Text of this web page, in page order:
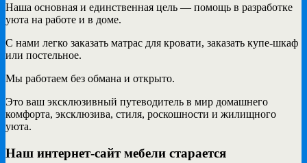
Наша основная и единственная цель — помощь в разработке
уюта на работе и в доме.
С нами легко заказать матрас для кровати, заказать купе-шкаф
или постельное.
Мы работаем без обмана и открыто.
Это ваш эксклюзивный путеводитель в мир домашнего
комфорта, эксклюзива, стиля, роскошности и жилищного
уюта.
Наш интернет-сайт мебели старается